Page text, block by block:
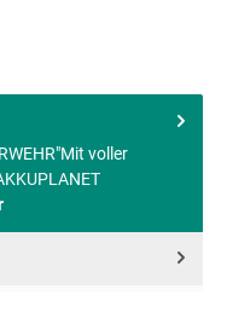
voller